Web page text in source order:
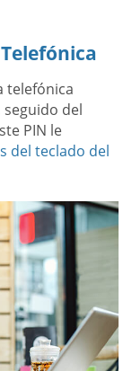
telefónica
del
PIN le
del teclado del